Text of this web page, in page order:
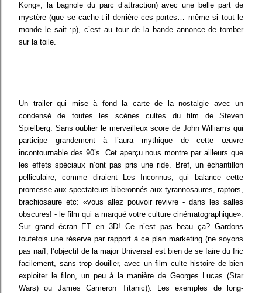
Kong», la bagnole du parc d’attraction) avec une belle part de
mystère (que se cache-t-il derrière ces portes… même si tout le
monde le sait :p), c’est au tour de la bande annonce de tomber
sur la toile.
Un trailer qui mise à fond la carte de la nostalgie avec un
condensé de toutes les scènes cultes du film de Steven
Spielberg. Sans oublier le merveilleux score de John Williams qui
participe grandement à l’aura mythique de cette œuvre
incontournable des 90’s. Cet aperçu nous montre par ailleurs que
les effets spéciaux n’ont pas pris une ride. Bref, un échantillon
pelliculaire, comme diraient Les Inconnus, qui balance cette
promesse aux spectateurs biberonnés aux tyrannosaures, raptors,
brachiosaure etc: «vous allez pouvoir revivre - dans les salles
obscures! - le film qui a marqué votre culture cinématographique».
Sur grand écran ET en 3D! Ce n’est pas beau ça? Gardons
toutefois une réserve par rapport à ce plan marketing (ne soyons
pas naïf, l’objectif de la major Universal est bien de se faire du fric
facilement, sans trop douiller, avec un film culte histoire de bien
exploiter le filon, un peu à la manière de Georges Lucas (Star
Wars) ou James Cameron Titanic)). Les exemples de long-